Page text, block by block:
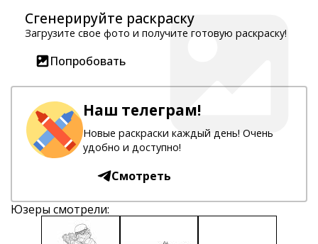
Сгенерируйте раскраску
Загрузите свое фото и получите готовую раскраску!
Попробовать
Наш телеграм!
Новые раскраски каждый день! Очень
удобно и доступно!
Смотреть
Юзеры смотрели: